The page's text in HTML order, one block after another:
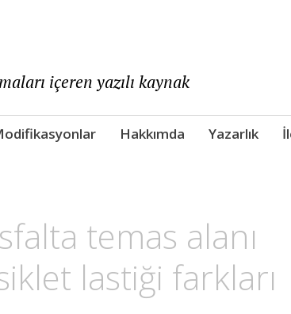
içeren yazılı kaynak
Hakkımda Yazarlık
temas alanı
lastiği farkları